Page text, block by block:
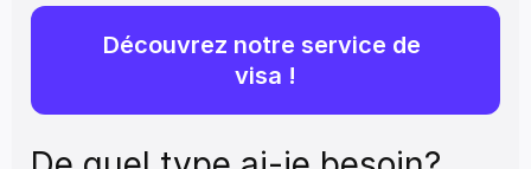
Découvrez notre service de
visa !